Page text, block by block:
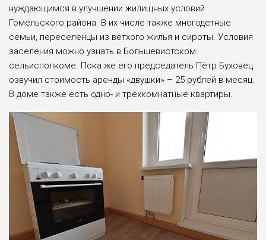
нуждающимся в улучшении жилищных условий
Гомельского района. В их числе также многодетные
семьи, переселенцы из ветхого жилья и сироты. Условия
заселения можно узнать в Большевистском
сельисполкоме. Пока же его председатель Пётр Буховец
озвучил стоимость аренды «двушки» – 25 рублей в месяц.
В доме также есть одно- и трёхкомнатные квартиры.